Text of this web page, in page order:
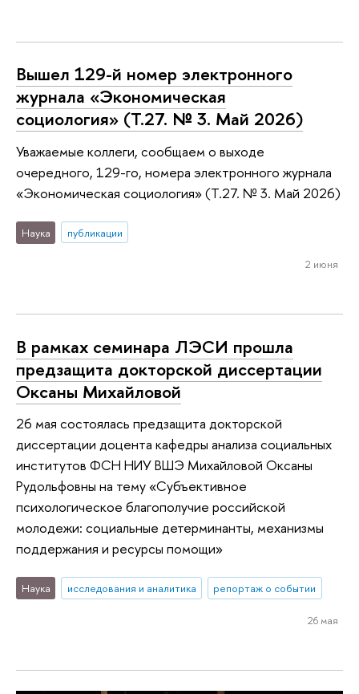
Вышел 129-й номер электронного
журнала «Экономическая
социология» (Т.27. № 3. Май 2026)
Уважаемые коллеги, сообщаем о выходе
очередного, 129-го, номера электронного журнала
«Экономическая социология» (Т.27. № 3. Май 2026)
Наука публикации
2 июня
В рамках семинара ЛЭСИ прошла
предзащита докторской диссертации
Оксаны Михайловой
26 мая состоялась предзащита докторской
диссертации доцента кафедры анализа социальных
институтов ФСН НИУ ВШЭ Михайловой Оксаны
Рудольфовны на тему «Субъективное
психологическое благополучие российской
молодежи: социальные детерминанты, механизмы
поддержания и ресурсы помощи»
Наука исследования и аналитика репортаж о событии
26 мая